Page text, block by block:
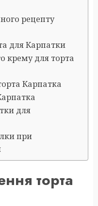
рецепту
для Карпатки
крему для торта
Карпатка
для
при
торта